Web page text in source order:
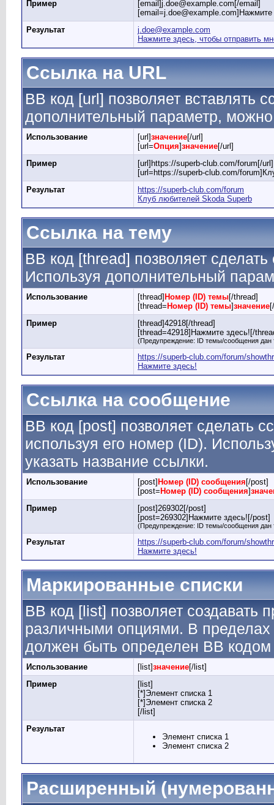
Пример
[email]j.doe@example.com[/email]
Результат
j.doe@example.com
Нажмите здесь, чтобы отправить
Ссылка на URL
BB код [url] позволяет
дополнительный параметр, можно
Использование [url]значение[/url]
[url=Опция]значение[/url]
Пример
[url]https://superb-club.com/forum[/url]
[url=https://superb-club.com/
Результат
https://superb-club.com/forum
Клуб любителей Skoda Superb
Ссылка на тему
BB код [thread] позволяет
Используя дополнительный
Использование [thread] Номер (ID) темы[/thread]
[thread= Номер (ID) темы]значение
Пример
[thread]42918[/thread]
[thread=42918]Нажмите здесь![/
(Предупреждение: ID темы/сообщения
Результат
https://superb-club.com/forum/
Нажмите здесь!
Ссылка на сообщение
BB код [post] позволяет сделать
используя его номер (ID).
указать название ссылки.
Использование [post] Номер (ID) сообщения [/post]
[post= Номер (ID) сообщения]
Пример
[post]269302[/post]
[post=269302]Нажмите здесь![/post]
(Предупреждение: ID темы/сообщения
Результат
https://superb-club.com/forum/
Нажмите здесь!
Маркированные списки
BB код [list] позволяет создавать
различными опциями. В
должен быть определен BB
Использование [list]значение[/list]
Пример
[list]
[*]Элемент списка 1
[*]Элемент списка 2
[/list]
Результат
Элемент списка 1
Элемент списка 2
Расширенный